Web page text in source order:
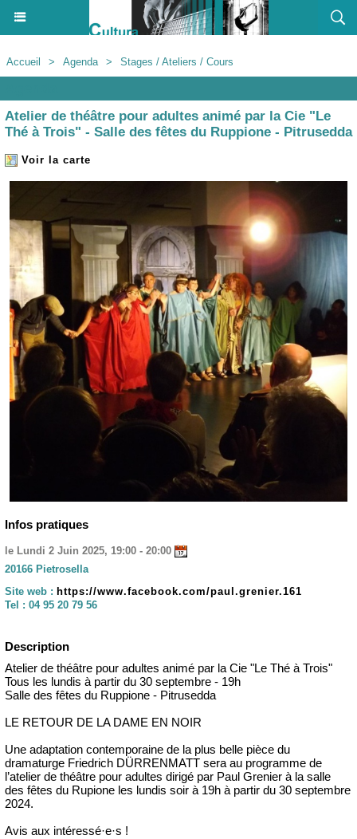
Accueil > Agenda > Stages / Ateliers / Cours
Atelier de théâtre pour adultes animé par la Cie "Le
Thé à Trois" - Salle des fêtes du Ruppione - Pitrusedda
Voir la carte
Infos pratiques
le Lundi 2 Juin 2025, 19:00 - 20:00
20166 Pietrosella
Site web : https://www.facebook.com/paul.grenier.161
Tel : 04 95 20 79 56
Description
Atelier de théâtre pour adultes animé par la Cie "Le Thé à Trois"
Tous les lundis à partir du 30 septembre - 19h
Salle des fêtes du Ruppione - Pitrusedda
LE RETOUR DE LA DAME EN NOIR
Une adaptation contemporaine de la plus belle pièce du
dramaturge Friedrich DÜRRENMATT sera au programme de
l’atelier de théâtre pour adultes dirigé par Paul Grenier à la salle
des fêtes du Rupione les lundis soir à 19h à partir du 30 septembre
2024.
Avis aux intéressé·e·s !